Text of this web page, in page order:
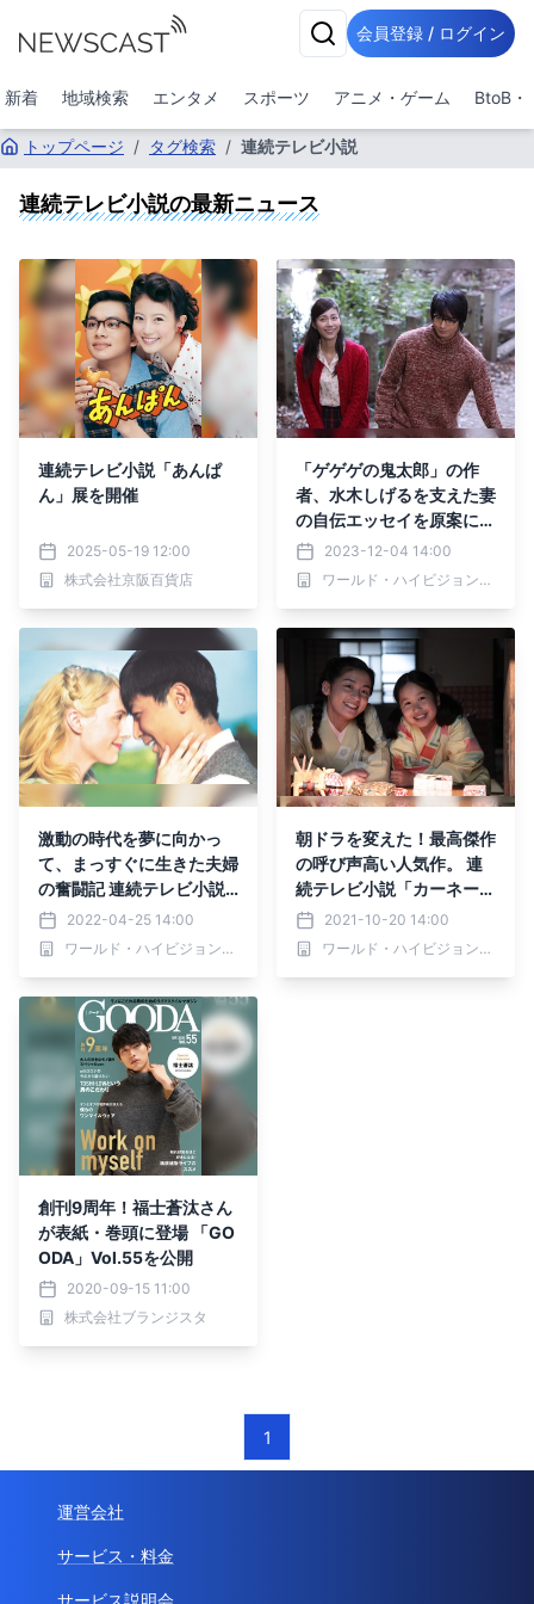
会員登録 / ログイン
新着 地域検索 エンタメ スポーツ アニメ・ゲーム BtoB・
トップページ / タグ検索 / 連続テレビ小説
連続テレビ小説の最新ニュース
連続テレビ小説「あんぱ
ん」展を開催
2025-05-19 12:00
株式会社京阪百貨店
「ゲゲゲの鬼太郎」の作
者、水木しげるを支えた妻
の自伝エッセイを原案にド
ラマ化。 漫画家の夫をひ
たむきに支える妻の奮闘
記。 連続テレビ小説「ゲ
（月）よる7時～BS12 ト
ゥエルビで放送開始
2023-12-04 14:00
ワールド・ハイビジョン・チャンネル株式会社
激動の時代を夢に向かっ
て、まっすぐに生きた夫婦
の奮闘記 連続テレビ小説
「マッサン」 5月2日
（月）よる7時～BS12 ト
ゥエルビで放送開始
2022-04-25 14:00
ワールド・ハイビジョン・チャンネル株式会社
朝ドラを変えた！最高傑作
の呼び声高い人気作。 連
続テレビ小説「カーネーシ
ョン」 10月25日（月）よ
る7時～BS12 トゥエルビ
にて放送開始
2021-10-20 14:00
ワールド・ハイビジョン・チャンネル株式会社
創刊9周年！福士蒼汰さん
が表紙・巻頭に登場 「GO
ODA」Vol.55を公開
2020-09-15 11:00
株式会社ブランジスタ
1
運営会社
サービス・料金
サービス説明会